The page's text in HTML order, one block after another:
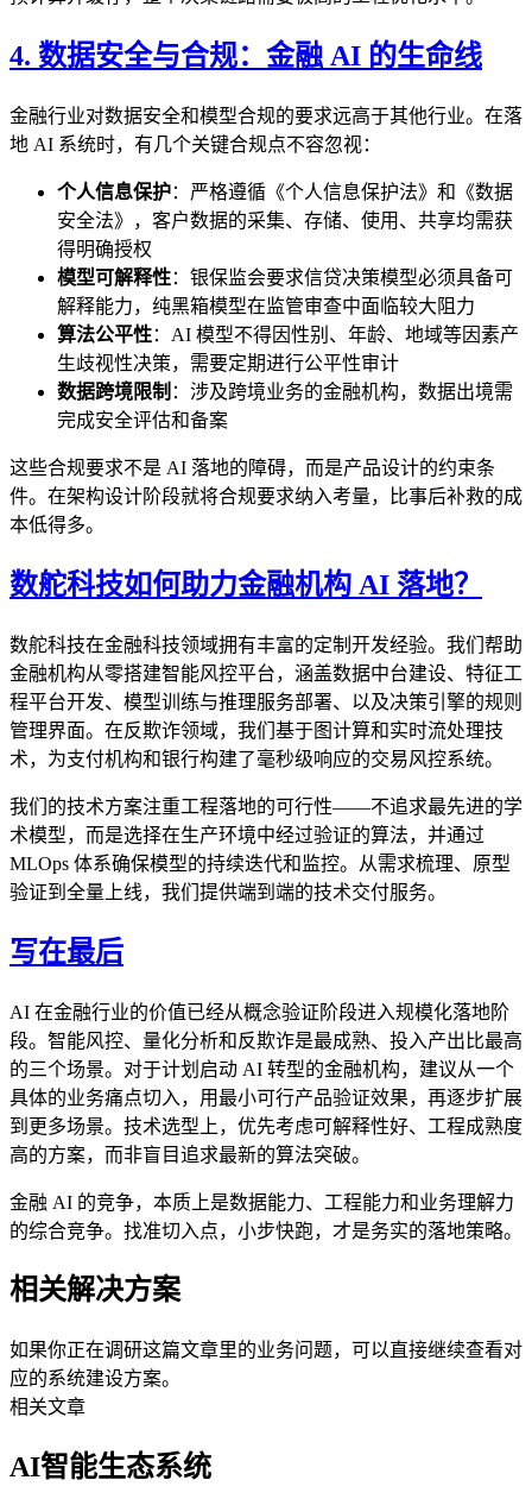
4. 数据安全与合规：金融 AI 的生命线
金融行业对数据安全和模型合规的要求远高于其他行业。在落
地 AI 系统时，有几个关键合规点不容忽视：
个人信息保护：严格遵循《个人信息保护法》和《数据
安全法》，客户数据的采集、存储、使用、共享均需获
得明确授权
模型可解释性：银保监会要求信贷决策模型必须具备可
解释能力，纯黑箱模型在监管审查中面临较大阻力
算法公平性：AI 模型不得因性别、年龄、地域等因素产
生歧视性决策，需要定期进行公平性审计
数据跨境限制 ：涉及跨境业务的金融机构，数据出境需
完成安全评估和备案
这些合规要求不是 AI 落地的障碍，而是产品设计的约束条
件。在架构设计阶段就将合规要求纳入考量，比事后补救的成
本低得多。
数舵科技如何助力金融机构 AI 落地？
数舵科技在金融科技领域拥有丰富的定制开发经验。我们帮助
金融机构从零搭建智能风控平台，涵盖数据中台建设、特征工
程平台开发、模型训练与推理服务部署、以及决策引擎的规则
管理界面。在反欺诈领域，我们基于图计算和实时流处理技
术，为支付机构和银行构建了毫秒级响应的交易风控系统。
我们的技术方案注重工程落地的可行性——不追求最先进的学
术模型，而是选择在生产环境中经过验证的算法，并通过
MLOps 体系确保模型的持续迭代和监控。从需求梳理、原型
验证到全量上线，我们提供端到端的技术交付服务。
写在最后
AI 在金融行业的价值已经从概念验证阶段进入规模化落地阶
段。智能风控、量化分析和反欺诈是最成熟、投入产出比最高
的三个场景。对于计划启动 AI 转型的金融机构，建议从一个
具体的业务痛点切入，用最小可行产品验证效果，再逐步扩展
到更多场景。技术选型上，优先考虑可解释性好、工程成熟度
高的方案，而非盲目追求最新的算法突破。
金融 AI 的竞争，本质上是数据能力、工程能力和业务理解力
的综合竞争。找准切入点，小步快跑，才是务实的落地策略。
相关解决方案
如果你正在调研这篇文章里的业务问题，可以直接继续查看对
应的系统建设方案。
相关文章
AI智能生态系统